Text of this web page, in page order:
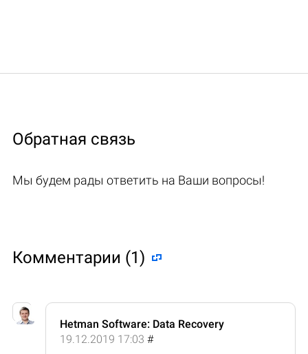
Обратная связь
Мы будем рады ответить на Ваши вопросы!
Комментарии (1)
Hetman Software: Data Recovery
19.12.2019 17:03 #